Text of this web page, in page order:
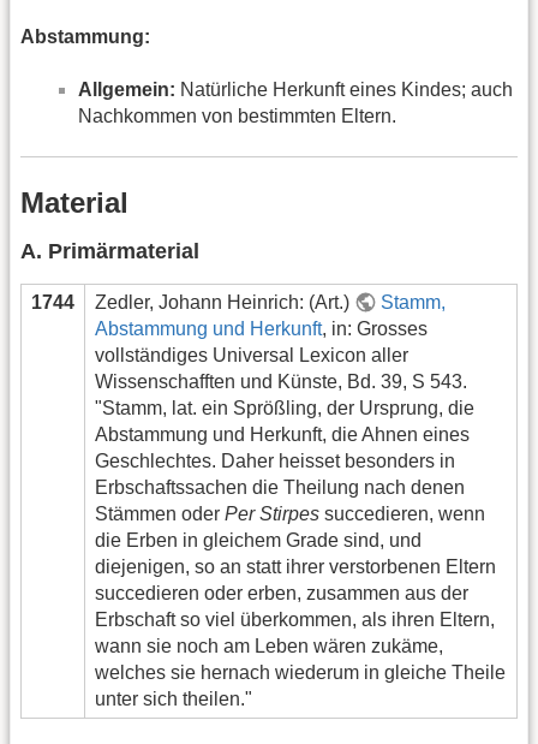
Abstammung:
Allgemein: Natürliche Herkunft eines Kindes; auch
Nachkommen von bestimmten Eltern.
Material
A. Primärmaterial
1744 Zedler, Johann Heinrich: (Art.)
Stamm,
Abstammung und Herkunft, in: Grosses
vollständiges Universal Lexicon aller
Wissenschafften und Künste, Bd. 39, S 543.
"Stamm, lat. ein Sprößling, der Ursprung, die
Abstammung und Herkunft, die Ahnen eines
Geschlechtes. Daher heisset besonders in
Erbschaftssachen die Theilung nach denen
Stämmen oder Per Stirpes succedieren, wenn
die Erben in gleichem Grade sind, und
diejenigen, so an statt ihrer verstorbenen Eltern
succedieren oder erben, zusammen aus der
Erbschaft so viel überkommen, als ihren Eltern,
wann sie noch am Leben wären zukäme,
welches sie hernach wiederum in gleiche Theile
unter sich theilen."